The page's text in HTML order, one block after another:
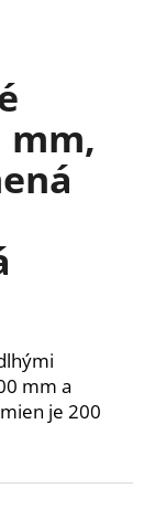
mm,
mm a
je 200